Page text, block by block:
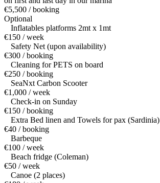
€5,500 / booking
Optional
Inflatables platforms 2mt x 1mt
€150 / week
Safety Net (upon availability)
€300 / booking
Cleaning for PETS on board
€250 / booking
SeaNxt Carbon Scooter
€1,000 / week
Check-in on Sunday
€150 / booking
Extra Bed linen and Towels for pax (Sardinia)
€40 / booking
Barbeque
€100 / week
Beach fridge (Coleman)
€50 / week
Canoe (2 places)